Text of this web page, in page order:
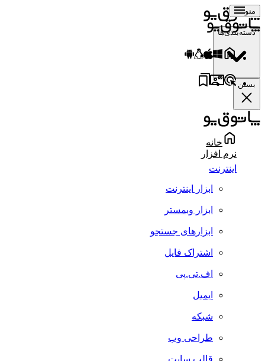
منو
دسته‌بندی‌ها
بستن
خانه
نرم افزار
اینترنت
ابزار اینترنت
ابزار وبمستر
ابزارهای جستجو
اشتراک فایل
اف.تی.پی
ایمیل
شبکه
طراحی وب
قالب سایت